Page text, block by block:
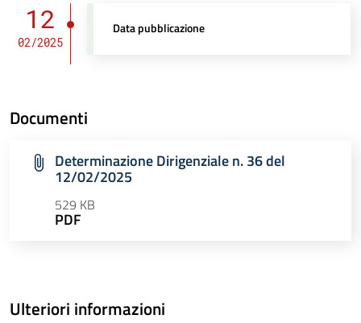
12
02/2025
Data pubblicazione
Documenti
Determinazione Dirigenziale n. 36 del
12/02/2025
529 KB
PDF
Ulteriori informazioni